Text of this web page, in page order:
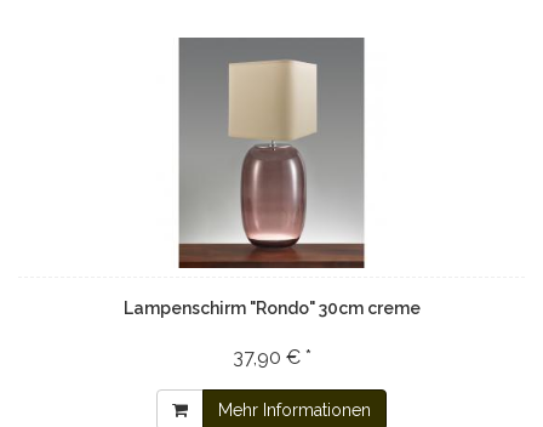
Lampenschirm "Rondo" 30cm creme
37,90 € *
Mehr Informationen